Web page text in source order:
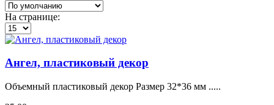
На странице:
Ангел, пластиковый декор
Объемный пластиковый декор Размер 32*36 мм .....